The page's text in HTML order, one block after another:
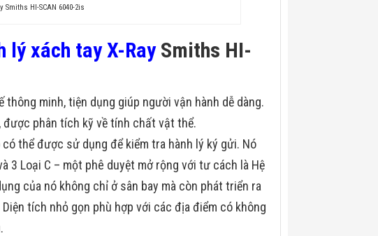
HI-SCAN 6040-2is
lý xách tay X-RaySmiths HI-
minh, tiện dụng giúp người vận hành dễ dàng.
phân tích kỹ về tính chất vật thể.
thể được sử dụng để kiểm tra hành lý ký gửi. Nó
3 Loại C – một phê duyệt mở rộng với tư cách là Hệ
của nó không chỉ ở sân bay mà còn phát triển ra
tích nhỏ gọn phù hợp với các địa điểm có không